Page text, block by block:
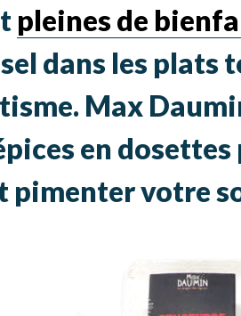
pleines de
dans les plats
Max
en
pimenter votre